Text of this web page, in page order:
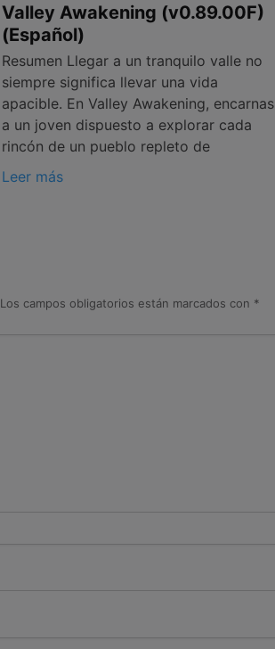
Valley Awakening (v0.89.00F)
(Español)
Resumen Llegar a un tranquilo valle no
siempre significa llevar una vida
apacible. En Valley Awakening, encarnas
a un joven dispuesto a explorar cada
rincón de un pueblo repleto de
Leer más
Los campos obligatorios están marcados con *